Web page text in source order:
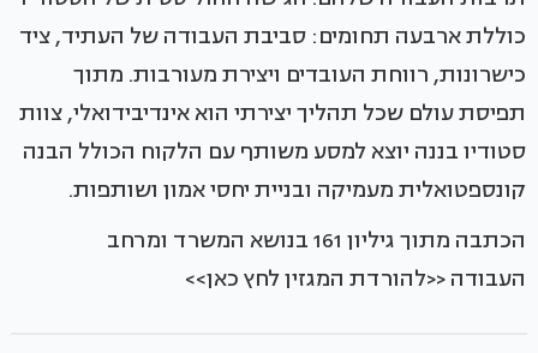
כוללת ארבעה תחומים: סביבת העבודה של העתיד, ציד
כישרונות, רווחת העובדים ויצירת מעורבות. מתוך
תפיסת עולם שכל תהליך יצירתי הוא אינדיבידואלי, צוות
סטודיו בננה יוצא למסע משותף עם הלקוח הכולל הבנה
קונספטואלית מעמיקה ובניית יחסי אמון ושותפות.
הכתבה מתוך גיליון 161 בנושא המשרד ומרחב
העבודה <<להורדת המגזין לחץ כאן>>